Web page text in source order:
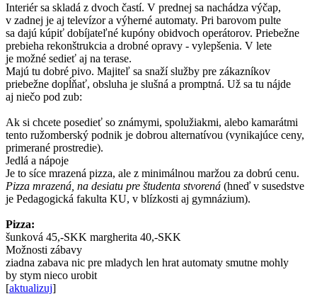
Interiér sa skladá z dvoch častí. V prednej sa nachádza výčap,
v zadnej je aj televízor a výherné automaty. Pri barovom pulte
sa dajú kúpiť dobíjateľné kupóny obidvoch operátorov. Priebežne
prebieha rekonštrukcia a drobné opravy - vylepšenia. V lete
je možné sedieť aj na terase.
Majú tu dobré pivo. Majiteľ sa snaží služby pre zákazníkov
priebežne dopĺňať, obsluha je slušná a promptná. Už sa tu nájde
aj niečo pod zub:
Ak si chcete posedieť so známymi, spolužiakmi, alebo kamarátmi
tento ružomberský podnik je dobrou alternatívou (vynikajúce ceny,
primerané prostredie).
Jedlá a nápoje
Je to síce mrazená pizza, ale z minimálnou maržou za dobrú cenu.
Pizza mrazená, na desiatu pre študenta stvorená (hneď v susedstve
je Pedagogická fakulta KU, v blízkosti aj gymnázium).
Pizza:
šunková 45,-SKK margherita 40,-SKK
Možnosti zábavy
ziadna zabava nic pre mladych len hrat automaty smutne mohly
by stym nieco urobit
[aktualizuj]